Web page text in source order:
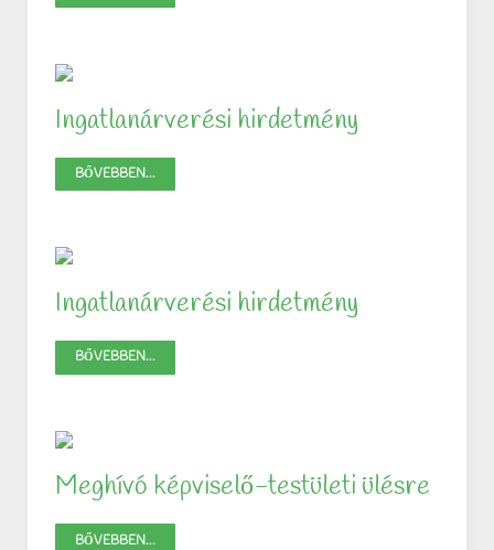
Ingatlanárverési hirdetmény
BŐVEBBEN...
Ingatlanárverési hirdetmény
BŐVEBBEN...
Meghívó képviselő-testületi ülésre
BŐVEBBEN...